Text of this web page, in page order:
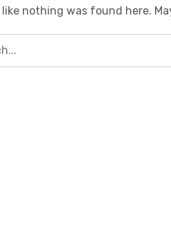
like nothing was found here.